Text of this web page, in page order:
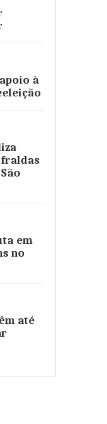
à
fraldas
em
no
até